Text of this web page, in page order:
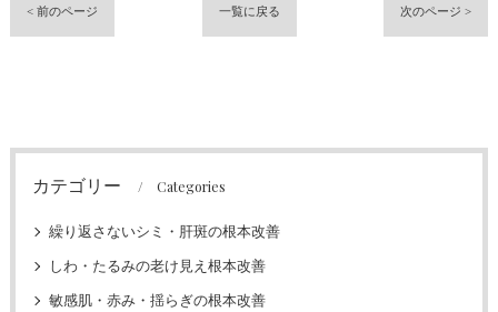
< 前のページ 一覧に戻る 次のページ >
カテゴリー Categories
繰り返さないシミ・肝斑の根本改善
しわ・たるみの老け見え根本改善
敏感肌・赤み・揺らぎの根本改善